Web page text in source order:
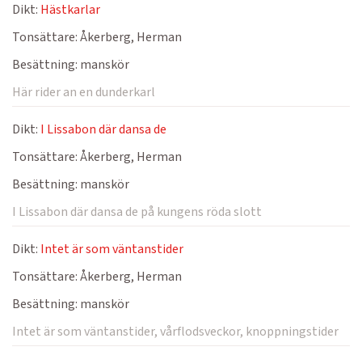
Dikt: Hästkarlar
Tonsättare:Åkerberg, Herman
Besättning: manskör
Här rider an en dunderkarl
Dikt: I Lissabon där dansa de
Tonsättare:Åkerberg, Herman
Besättning: manskör
I Lissabon där dansa de på kungens röda slott
Dikt: Intet är som väntanstider
Tonsättare:Åkerberg, Herman
Besättning: manskör
Intet är som väntanstider, vårflodsveckor, knoppningstider